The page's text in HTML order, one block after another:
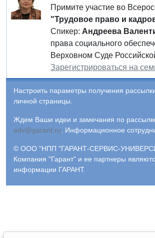
Примите участие во
"Трудовое право и
Спикер: Андреева
права социального
Верховном Суде
Зарегистрироваться на
Настроить параметры получения
личной страницы.
Ждем Ваши идеи и замечания по
adv@garant.ru
Информационное
© ООО "НПП "ГАРАНТ-СЕРВИС-
Компания "Гарант" и ее партнеры
информации ГАРАНТ.